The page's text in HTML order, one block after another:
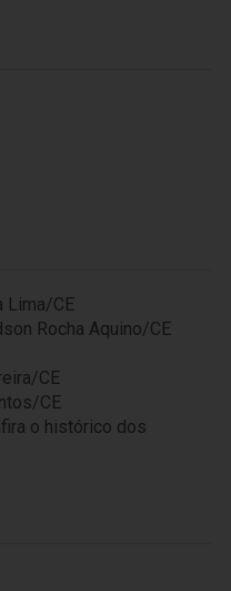
Lima/CE
Rocha Aquino/CE
CE
CE
o histórico dos